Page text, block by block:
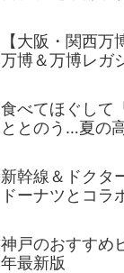
【大阪・関西
万博＆万博レガ
食べてほぐして
ととのう…夏の
新幹線＆ドクタ
ドーナツとコラ
神戸のおすすめ
年最新版